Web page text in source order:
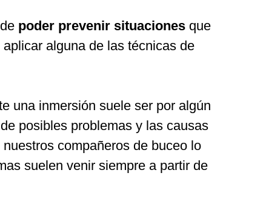
poder prevenir situaciones que
alguna de las técnicas de
una inmersión suele ser por algún
posibles problemas y las causas
compañeros de buceo lo
suelen venir siempre a partir de